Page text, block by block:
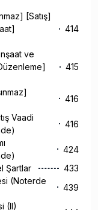
[Satış]
414
ve
415
416
Vaadi
416
424
Şartlar
433
(Noterde
439
(II)